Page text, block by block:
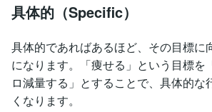
具体的（Specific）
具体的であればあるほど、その目標に
になります。「痩せる」という目標を
ロ減量する」とすることで、具体的な
くなります。